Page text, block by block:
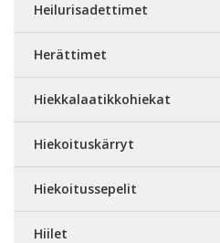
Heilurisadettimet
Herättimet
Hiekkalaatikkohiekat
Hiekoituskärryt
Hiekoitussepelit
Hiilet